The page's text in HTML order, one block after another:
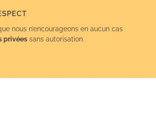
nous n’encourageons en aucun cas
privéessans autorisation.